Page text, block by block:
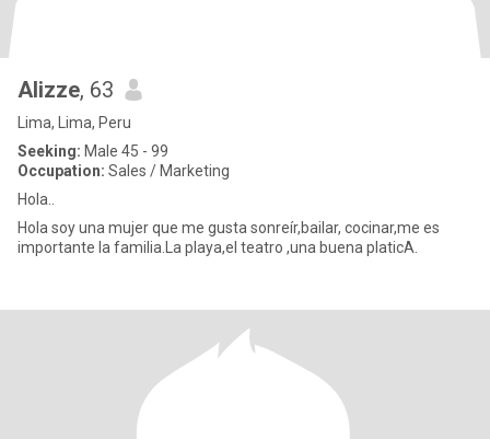
Alizze, 63
Lima, Lima, Peru
Seeking: Male 45 - 99
Occupation: Sales / Marketing
Hola..
Hola soy una mujer que me gusta sonreír,bailar, cocinar,me es
importante la familia.La playa,el teatro ,una buena platicA.